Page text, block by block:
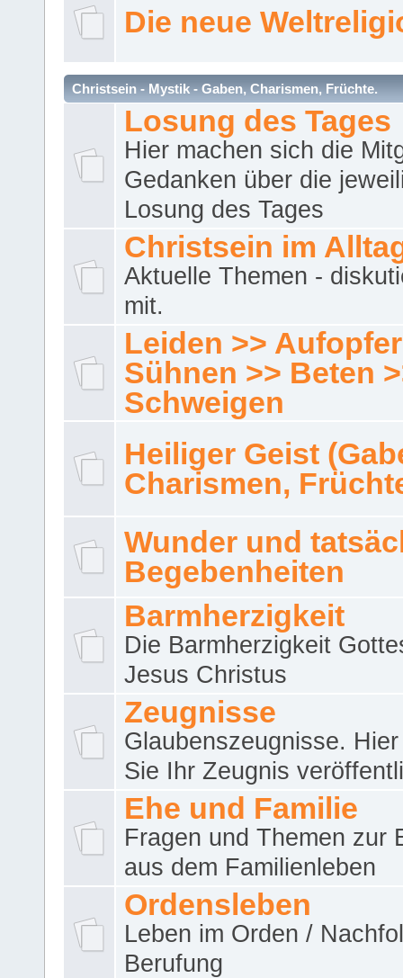
Die neue
Christsein - Mystik - Gaben, Charismen, Früchte.
Losung des Tages
Hier machen sich die
Gedanken über die
Losung des Tages
Christsein im
Aktuelle Themen -
mit.
Leiden >>
Sühnen >> Beten
Schweigen
Heiliger Geist
Charismen,
Wunder und
Begebenheiten
Barmherzigkeit
Die Barmherzigkeit
Jesus Christus
Zeugnisse
Glaubenszeugnisse.
Sie Ihr Zeugnis
Ehe und Familie
Fragen und Themen zur
aus dem Familienleben
Ordensleben
Leben im Orden /
Berufung